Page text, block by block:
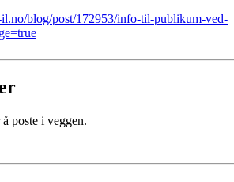
blog/post/172953/info-til-publikum-ved-
poste i veggen.